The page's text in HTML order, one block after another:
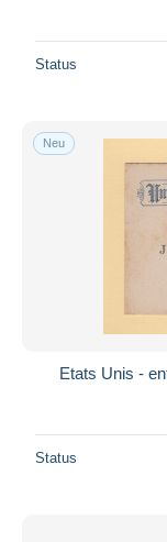
Status
Neu
Etats Unis -
Status